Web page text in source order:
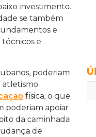
investimento.
se também
e
e
poderiam
atletismo.
física, o que
poderiam apoiar
da caminhada
de